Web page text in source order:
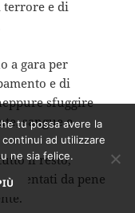
terrore e di
a gara per
e di
sfuggire
sangue e
il resto,
da pene
tu possa avere la
ad utilizzare
ne sia felice.